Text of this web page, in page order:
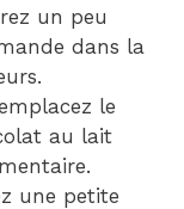
un peu
dans la
le
au lait
une petite